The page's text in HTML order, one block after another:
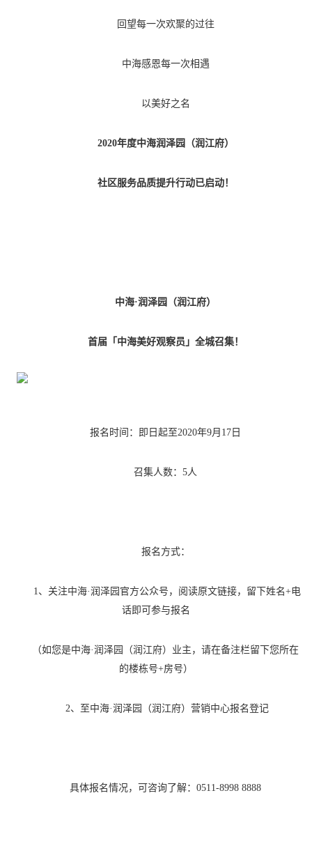
回望每一次欢聚的过往
中海感恩每一次相遇
以美好之名
2020年度中海润泽园（润江府）
社区服务品质提升行动已启动！
中海·润泽园（润江府）
首届「中海美好观察员」全城召集！
报名时间：即日起至2020年9月17日
召集人数：5人
报名方式：
1、关注中海·润泽园官方公众号，阅读原文链接，留下姓名+电
话即可参与报名
（如您是中海·润泽园（润江府）业主，请在备注栏留下您所在
的楼栋号+房号）
2、至中海·润泽园（润江府）营销中心报名登记
具体报名情况，可咨询了解：0511-8998 8888